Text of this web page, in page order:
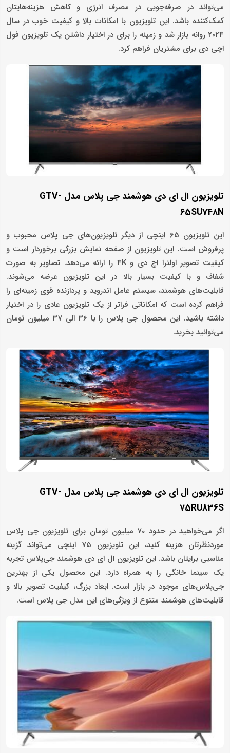
می‌تواند در صرفه‌جویی در مصرف انرژی و کاهش هزینه‌هایتان
کمک‌کننده باشد. این تلویزیون با امکانات بالا و کیفیت خوب در سال
2024 روانه بازار شد و زمینه را برای در اختیار داشتن یک تلویزیون فول
اچی دی برای مشتریان فراهم کرد.
تلویزیون ال ای دی هوشمند جی پلاس مدل GTV-
65SU748N
این تلویزیون 65 اینچی از دیگر تلویزیون‌های جی پلاس محبوب و
پرفروش است. این تلویزیون از صفحه نمایش بزرگی برخوردار است و
کیفیت تصویر اولترا اچ دی و 4K را ارائه می‌دهد. تصاویر به صورت
شفاف و با کیفیت بسیار بالا در این تلویزیون عرضه می‌شوند.
قابلیت‌های هوشمند، سیستم عامل اندروید و پردازنده قوی زمینه‌ای را
فراهم کرده است که امکاناتی فراتر از یک تلویزیون عادی را در اختیار
داشته باشید. این محصول جی پلاس را با 36 الی 37 میلیون تومان
می‌توانید بخرید.
تلویزیون ال ای دی هوشمند جی پلاس مدل GTV-
75RU836S
اگر می‌خواهید در حدود 70 میلیون تومان برای تلویزیون جی پلاس
موردنظرتان هزینه کنید، این تلویزیون 75 اینچی می‌تواند گزینه
مناسبی برایتان باشد. این تلویزیون ال ای دی هوشمند جی‌پلاس تجربه
یک سینما خانگی را به همراه دارد. این محصول یکی از بهترین
جی‌پلاس‌های موجود در بازار است. ابعاد بزرگ، کیفیت تصویر بالا و
قابلیت‌های هوشمند متنوع از ویژگی‌های این مدل جی پلاس است.